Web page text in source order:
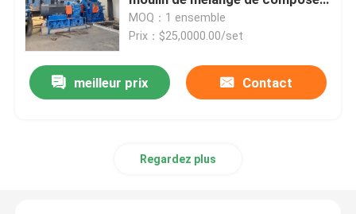
Machine en caoutchouc de moulin de mélange
Chaîne de production en caoutchouc de poudre
de mélangeur de Banbury
MOQ：1 ensemble
Prix：$25,0000.00/set
meilleur prix Contact
Regardez plus